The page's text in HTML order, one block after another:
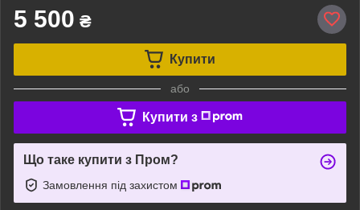
5 500 ₴
Купити
або
Купити з
Що таке купити з Пром?
Замовлення під захистом